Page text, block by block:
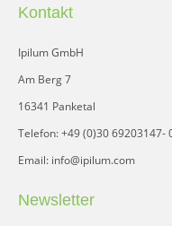
Kontakt
Ipilum GmbH
Am Berg 7
16341 Panketal
Telefon: +49 (0)30 69203147-
Email: info@ipilum.com
Newsletter